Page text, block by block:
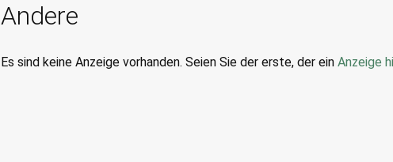
Andere
Es sind keine Anzeige vorhanden. Seien Sie der erste, der ein Anzeige